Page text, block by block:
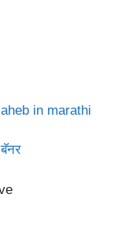
in marathi